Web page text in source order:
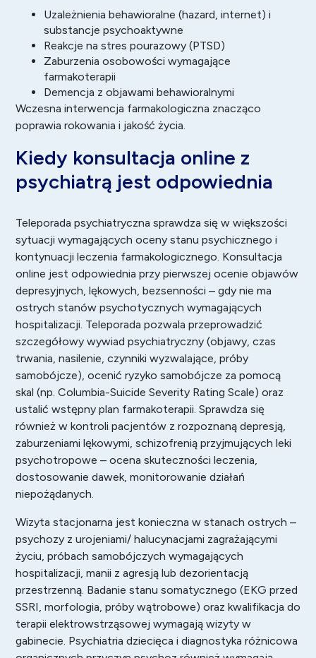
Uzależnienia behawioralne (hazard, internet) i
substancje psychoaktywne
Reakcje na stres pourazowy (PTSD)
Zaburzenia osobowości wymagające
farmakoterapii
Demencja z objawami behawioralnymi
Wczesna interwencja farmakologiczna znacząco
poprawia rokowania i jakość życia.
Kiedy konsultacja online z
psychiatrą jest odpowiednia
Teleporada psychiatryczna sprawdza się w większości
sytuacji wymagających oceny stanu psychicznego i
kontynuacji leczenia farmakologicznego. Konsultacja
online jest odpowiednia przy pierwszej ocenie objawów
depresyjnych, lękowych, bezsenności – gdy nie ma
ostrych stanów psychotycznych wymagających
hospitalizacji. Teleporada pozwala przeprowadzić
szczegółowy wywiad psychiatryczny (objawy, czas
trwania, nasilenie, czynniki wyzwalające, próby
samobójcze), ocenić ryzyko samobójcze za pomocą
skal (np. Columbia-Suicide Severity Rating Scale) oraz
ustalić wstępny plan farmakoterapii. Sprawdza się
również w kontroli pacjentów z rozpoznaną depresją,
zaburzeniami lękowymi, schizofrenią przyjmujących leki
psychotropowe – ocena skuteczności leczenia,
dostosowanie dawek, monitorowanie działań
niepożądanych.
Wizyta stacjonarna jest konieczna w stanach ostrych –
psychozy z urojeniami/ halucynacjami zagrażającymi
życiu, próbach samobójczych wymagających
hospitalizacji, manii z agresją lub dezorientacją
przestrzenną. Badanie stanu somatycznego (EKG przed
SSRI, morfologia, próby wątrobowe) oraz kwalifikacja do
terapii elektrowstrząsowej wymagają wizyty w
gabinecie. Psychiatria dziecięca i diagnostyka różnicowa